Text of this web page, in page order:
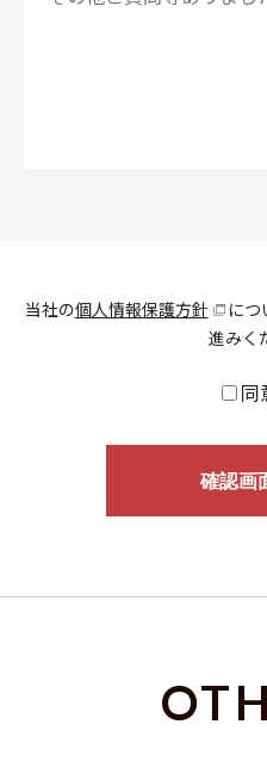
当社の個人情報保護方針
に
進みく
同